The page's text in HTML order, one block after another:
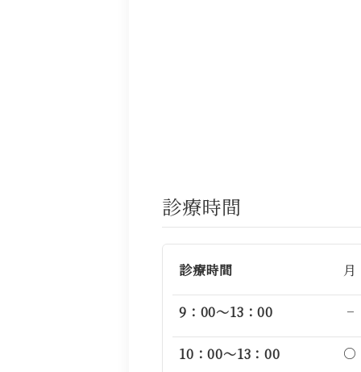
診療時間
診療時間 月
9：00～13：00 −
10：00～13：00 ○